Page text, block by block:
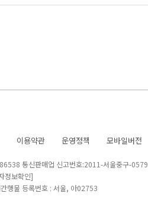
이용약관 운영정책 모바일버전
통신판매업 신고번호:2011-서울중구-0579
정보확인]
행물 등록번호 : 서울, 아02753